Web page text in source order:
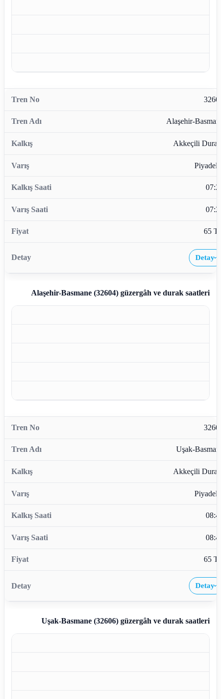
Alaşehir-
Akkeçili
65
Detay›
Alaşehir-Basmane (32604)güzergâh ve durak saatleri
Uşak-
Akkeçili
65
Detay›
Uşak-Basmane (32606)güzergâh ve durak saatleri